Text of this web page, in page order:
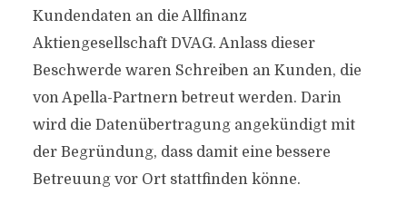
Kundendaten an die Allfinanz
Aktiengesellschaft DVAG. Anlass dieser
Beschwerde waren Schreiben an Kunden, die
von Apella-Partnern betreut werden. Darin
wird die Datenübertragung angekündigt mit
der Begründung, dass damit eine bessere
Betreuung vor Ort stattfinden könne.